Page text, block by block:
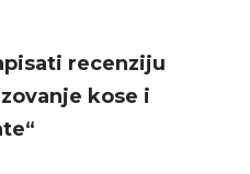
recenziju
kose i